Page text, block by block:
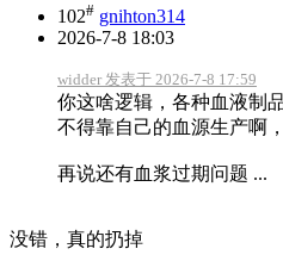
102# gnihton314
2026-7-8 18:03
widder 发表于 2026-7-8 17:59
你这啥逻辑，各种血液制
不得靠自己的血源生产啊
再说还有血浆过期问题 ...
没错，真的扔掉